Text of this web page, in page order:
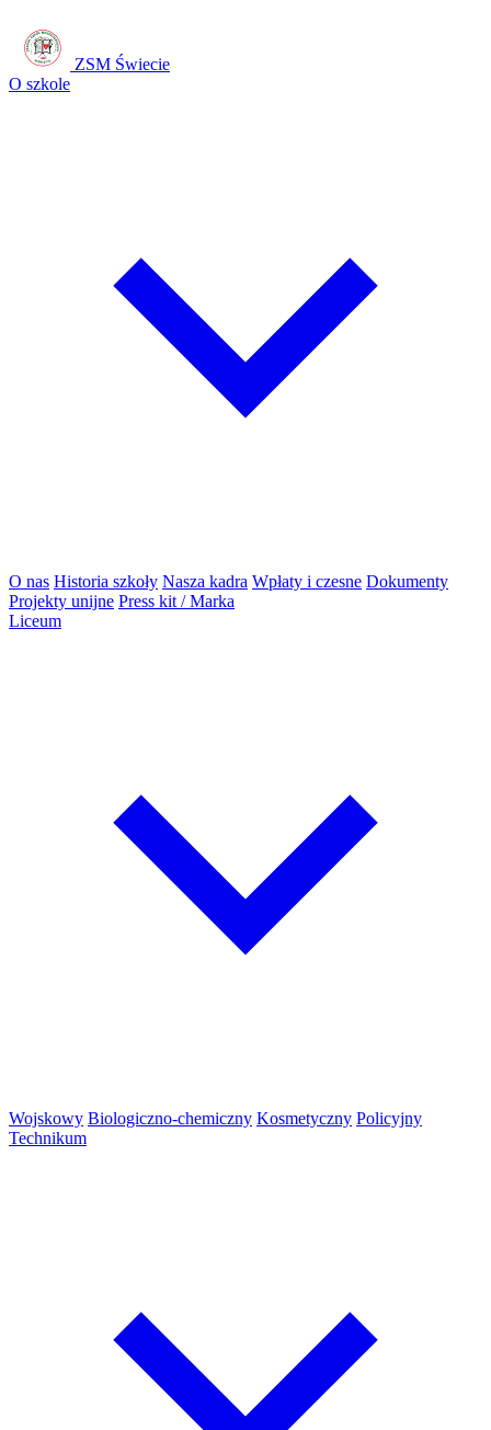
ZSM Świecie
O szkole
O nas Historia szkoły Nasza kadra Wpłaty i czesne Dokumenty
Projekty unijne Press kit / Marka
Liceum
Wojskowy Biologiczno-chemiczny Kosmetyczny Policyjny
Technikum